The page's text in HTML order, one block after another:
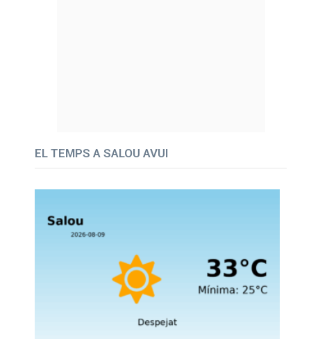
EL TEMPS A SALOU AVUI